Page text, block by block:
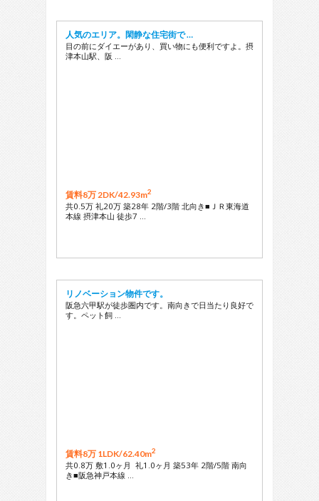
人気のエリア。閑静な住宅街で …
目の前にダイエーがあり、買い物にも便利ですよ。摂
津本山駅、阪 …
賃料8万 2DK/42.93m2
共0.5万 礼20万 築28年 2階/3階 北向き■ＪＲ東海道
本線 摂津本山 徒歩7 …
リノベーション物件です。
阪急六甲駅が徒歩圏内です。南向きで日当たり良好で
す。ペット飼 …
賃料8万 1LDK/62.40m2
共0.8万 敷1.0ヶ月 礼1.0ヶ月 築53年 2階/5階 南向
き■阪急神戸本線 …